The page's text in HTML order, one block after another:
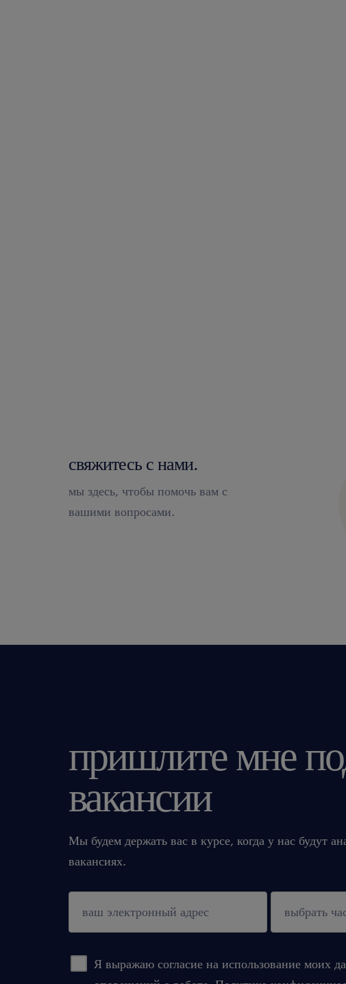
свяжитесь с нами.
мы здесь, чтобы помочь вам с
вашими вопросами.
пришлите мне
вакансии
Мы будем держать вас в курсе, когда у нас будут
вакансиях.
Я выражаю согласие на использование моих
подтверждать